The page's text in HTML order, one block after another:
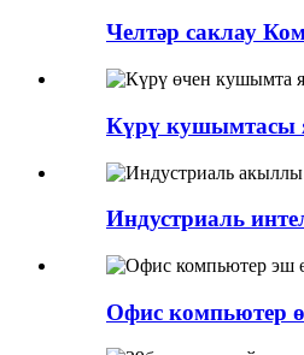
Челтәр саклау
Күрү кушымтасы
Индустриаль
Офис компьютер